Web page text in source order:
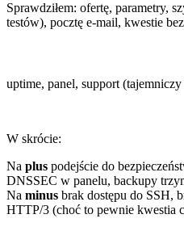
Sprawdziłem: ofertę, parametry,
testów), pocztę e-mail, kwestie
uptime, panel, support
W skrócie:
Na plus podejście do
DNSSEC w panelu, backupy
Na minus brak dostępu do SSH,
HTTP/3 (choć to pewnie kwestia